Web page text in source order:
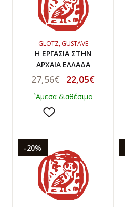
GLOTZ, GUSTAVE
Η ΕΡΓΑΣΙΑ ΣΤΗΝ
ΑΡΧΑΙΑ ΕΛΛΑΔΑ
27,56€ 22,05€
`Αμεσα διαθέσιμο
-20%